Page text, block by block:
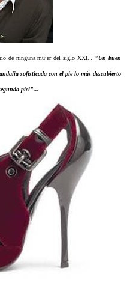
de ninguna mujer del siglo XXI..-"Un buen
sofisticada con el pie lo más descubierto
piel"...